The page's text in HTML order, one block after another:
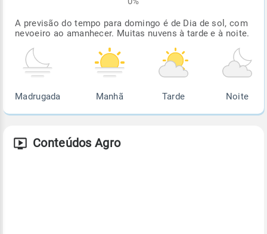
A previsão do tempo para domingo é de Dia de sol, com
nevoeiro ao amanhecer. Muitas nuvens à tarde e à noite.
Madrugada Manhã Tarde Noite
Conteúdos Agro